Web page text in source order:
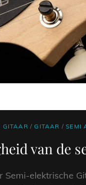
GITAAR /GITAAR /SEMI
van de
elektrische